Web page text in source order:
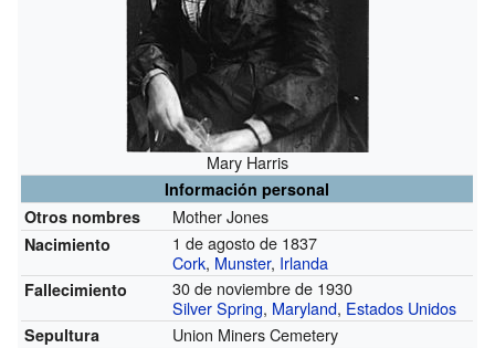
Mary Harris
Información personal
Otros nombres
Mother Jones
Nacimiento
1 de agosto de 1837
Cork, Munster, Irlanda
Fallecimiento
30 de noviembre de 1930
Silver Spring, Maryland, Estados Unidos
Sepultura Union Miners Cemetery